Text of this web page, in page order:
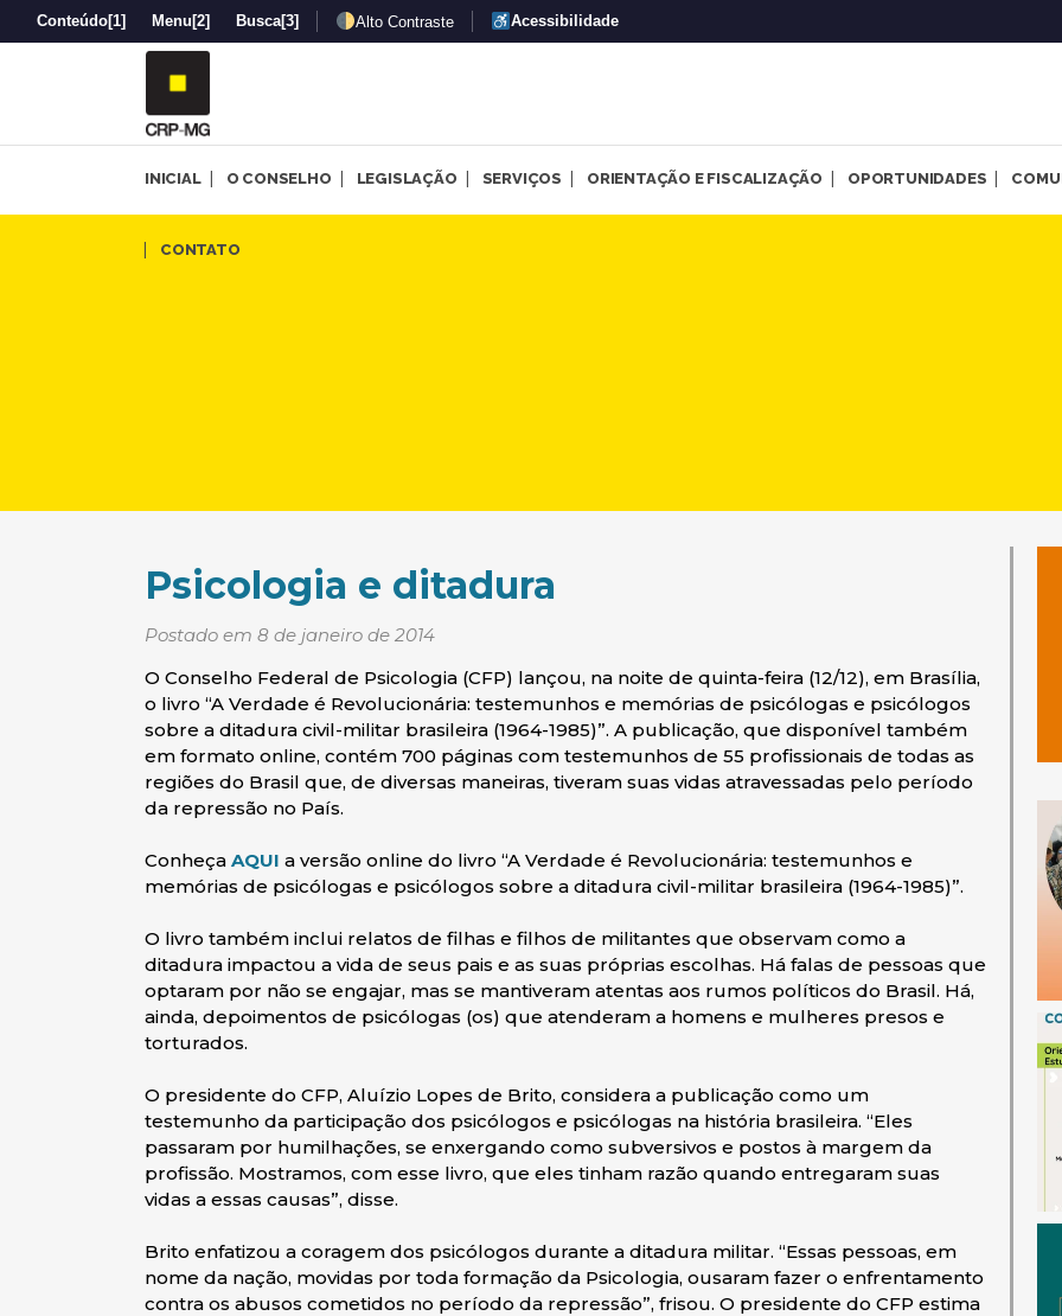
Conteúdo[1] Menu [2] Busca[3] Alto Contraste Acessibilidade
INICIAL O CONSELHO LEGISLAÇÃO SERVIÇOS ORIENTAÇÃO E FISCALIZAÇÃO OPORTUNIDADES
CONTATO
Psicologia e ditadura | CRP-MG
Psicologia e ditadura
Postado em 8 de janeiro de 2014
O Conselho Federal de Psicologia (CFP) lançou, na noite de quinta-feira (12/12), em Brasília,
o livro “A Verdade é Revolucionária: testemunhos e memórias de psicólogas e psicólogos
sobre a ditadura civil-militar brasileira (1964-1985)”. A publicação, que disponível também
em formato online, contém 700 páginas com testemunhos de 55 profissionais de todas as
regiões do Brasil que, de diversas maneiras, tiveram suas vidas atravessadas pelo período
da repressão no País.
Conheça AQUI a versão online do livro “A Verdade é Revolucionária: testemunhos e
memórias de psicólogas e psicólogos sobre a ditadura civil-militar brasileira (1964-1985)”.
O livro também inclui relatos de filhas e filhos de militantes que observam como a
ditadura impactou a vida de seus pais e as suas próprias escolhas. Há falas de pessoas que
optaram por não se engajar, mas se mantiveram atentas aos rumos políticos do Brasil. Há,
ainda, depoimentos de psicólogas (os) que atenderam a homens e mulheres presos e
torturados.
O presidente do CFP, Aluízio Lopes de Brito, considera a publicação como um
testemunho da participação dos psicólogos e psicólogas na história brasileira. “Eles
passaram por humilhações, se enxergando como subversivos e postos à margem da
profissão. Mostramos, com esse livro, que eles tinham razão quando entregaram suas
vidas a essas causas”, disse.
Brito enfatizou a coragem dos psicólogos durante a ditadura militar. “Essas pessoas, em
nome da nação, movidas por toda formação da Psicologia, ousaram fazer o enfrentamento
contra os abusos cometidos no período da repressão”, frisou. O presidente do CFP estima